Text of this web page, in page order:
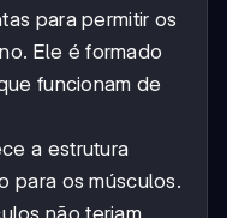
para permitir os
Ele é formado
funcionam de
a estrutura
para os músculos.
não teriam